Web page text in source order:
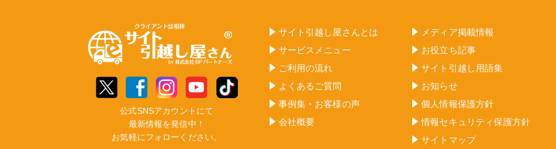
公式SNSアカウントにて
最新情報を発信中！
お気軽にフォローください。
サイト引越し屋さんとは
サービスメニュー
ご利用の流れ
よくあるご質問
事例集・お客様の声
会社概要
メディア掲載情報
お役立ち記事
サイト引越し用語集
お知らせ
個人情報保護方針
情報セキュリティ保護方針
サイトマップ